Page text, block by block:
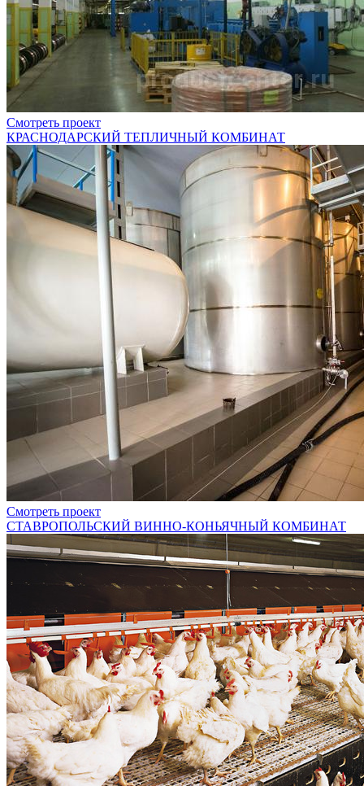
Смотреть проект
КРАСНОДАРСКИЙ ТЕПЛИЧНЫЙ КОМБИНАТ
Смотреть проект
СТАВРОПОЛЬСКИЙ ВИННО-КОНЬЯЧНЫЙ КОМБИНАТ